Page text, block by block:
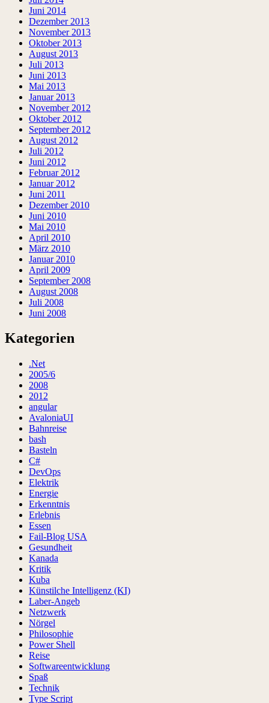
Juni 2014
Dezember 2013
November 2013
Oktober 2013
August 2013
Juli 2013
Juni 2013
Mai 2013
Januar 2013
November 2012
Oktober 2012
September 2012
August 2012
Juli 2012
Juni 2012
Februar 2012
Januar 2012
Juni 2011
Dezember 2010
Juni 2010
Mai 2010
April 2010
März 2010
Januar 2010
April 2009
September 2008
August 2008
Juli 2008
Juni 2008
Kategorien
.Net
2005/6
2008
2012
angular
AvaloniaUI
Bahnreise
bash
Basteln
C#
DevOps
Elektrik
Energie
Erkenntnis
Erlebnis
Essen
Fail-Blog USA
Gesundheit
Kanada
Kritik
Kuba
Künstilche Intelligenz (KI)
Laber-Angeb
Netzwerk
Nörgel
Philosophie
Power Shell
Reise
Softwareentwicklung
Spaß
Technik
Type Script